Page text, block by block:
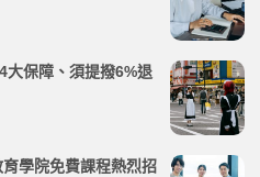
大保障、須提撥6%退
學院免費課程熱烈招